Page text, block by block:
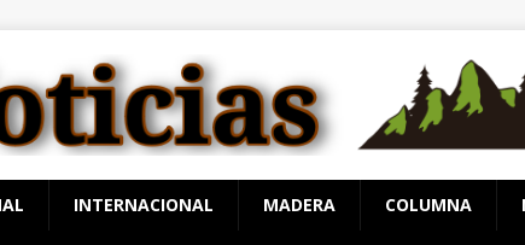
INTERNACIONAL MADERA COLUMNA